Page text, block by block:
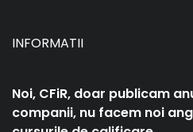
INFORMATII
Noi, CFiR, doar publicam
companii, nu facem noi